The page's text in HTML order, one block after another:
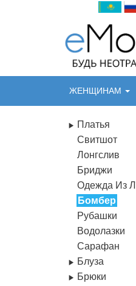
ЖЕНЩИНАМ
Платья
Свитшот
Лонгслив
Бриджи
Одежда Из
Бомбер
Рубашки
Водолазки
Сарафан
Блуза
Брюки